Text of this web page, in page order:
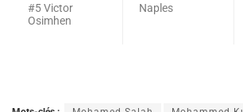
#5 Victor
Osimhen
Naples